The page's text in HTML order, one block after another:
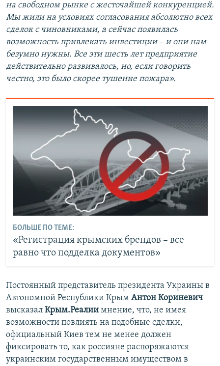
на свободном рынке с жесточайшей конкуренцией.
Мы жили на условиях согласования абсолютно всех
сделок с чиновниками, а сейчас появилась
возможность привлекать инвестиции – и они нам
безумно нужны. Все эти шесть лет предприятие
действительно развивалось, но, если говорить
честно, это было скорее тушение пожара».
БОЛЬШЕ ПО ТЕМЕ:
«Регистрация крымских брендов – все
равно что подделка документов»
Постоянный представитель президента Украины в
Автономной Республики Крым Антон Кориневич
высказал Крым.Реалии мнение, что, не имея
возможности повлиять на подобные сделки,
официальный Киев тем не менее должен
фиксировать то, как россияне распоряжаются
украинским государственным имуществом в